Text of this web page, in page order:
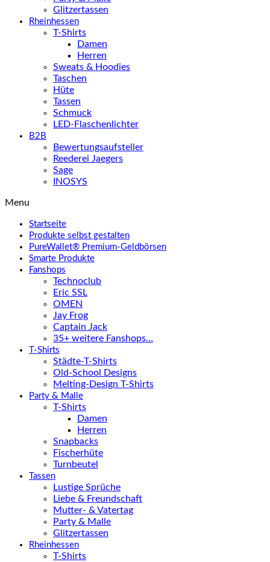
Glitzertassen
Rheinhessen
T-Shirts
Damen
Herren
Sweats & Hoodies
Taschen
Hüte
Tassen
Schmuck
LED-Flaschenlichter
B2B
Bewertungsaufsteller
Reederei Jaegers
Sage
INOSYS
Menu
Startseite
Produkte selbst gestalten
PureWallet® Premium-Geldbörsen
Smarte Produkte
Fanshops
Technoclub
Eric SSL
OMEN
Jay Frog
Captain Jack
35+ weitere Fanshops…
T-Shirts
Städte-T-Shirts
Old-School Designs
Melting-Design T-Shirts
Party & Malle
T-Shirts
Damen
Herren
Snapbacks
Fischerhüte
Turnbeutel
Tassen
Lustige Sprüche
Liebe & Freundschaft
Mutter- & Vatertag
Party & Malle
Glitzertassen
Rheinhessen
T-Shirts